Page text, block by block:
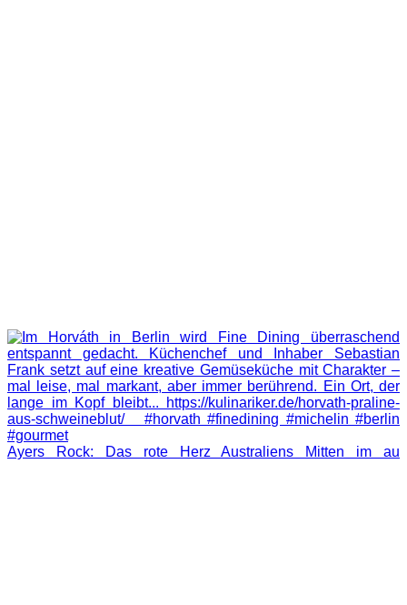
Ayers Rock: Das rote Herz Australiens Mitten im au